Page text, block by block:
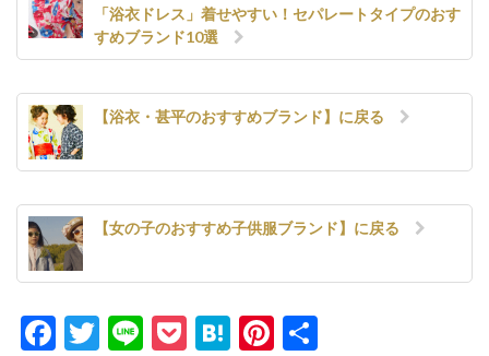
「浴衣ドレス」着せやすい！セパレートタイプのおす
すめブランド10選
【浴衣・甚平のおすすめブランド】に戻る
【女の子のおすすめ子供服ブランド】に戻る
Facebook
Twitter
LinePocket
HatenaPinterest